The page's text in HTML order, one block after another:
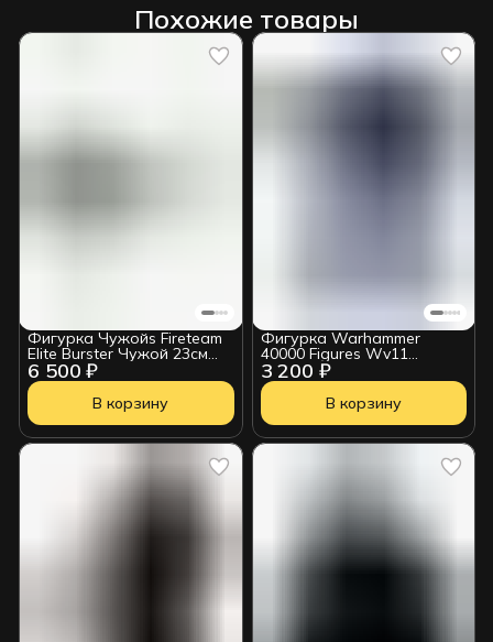
Похожие товары
6 500 ₽
Фигурка Чужойs Fireteam
Elite Burster Чужой 23см
2517215
В корзину
3 200 ₽
Фигурка Warhammer
40000 Figures Wv11
Lieutenant In Phobos Armor
(Space Marine) 18см
В корзину